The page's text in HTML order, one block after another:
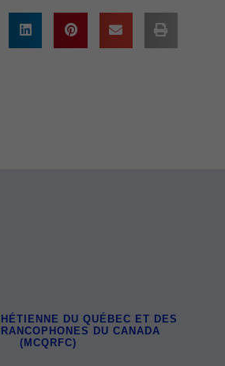
DU QUÉBEC ET DES
DU CANADA
(MCQRFC)